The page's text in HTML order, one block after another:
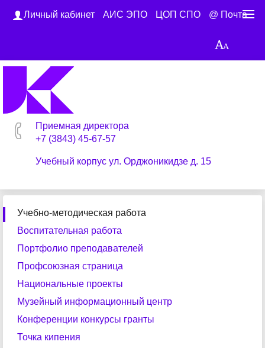
Личный кабинет АИС ЭПО ЦОП СПО @ Почта
Приемная директора
+7 (3843) 45-67-57
Учебный корпус ул. Орджоникидзе д. 15
Учебно-методическая работа
Воспитательная работа
Портфолио преподавателей
Профсоюзная страница
Национальные проекты
Музейный информационный центр
Конференции конкурсы гранты
Точка кипения